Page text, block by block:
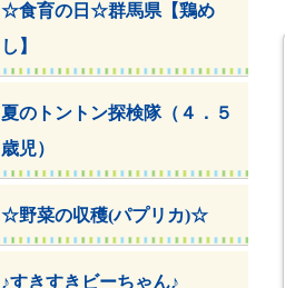
☆食育の日☆群馬県【鶏め
し】
夏のトントン探検隊（４．５
歳児）
☆野菜の収穫(パプリカ)☆
♪すきすきビーちゃん♪